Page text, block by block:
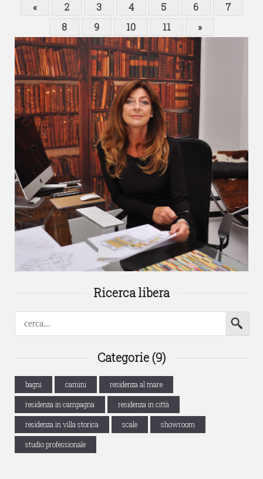
Ricerca libera
Categorie (9)
bagni camini residenza al mare
residenza in campagna residenza in città
residenza in villa storica scale showroom
studio professionale
« 2 3 4 5 6
7
8
9 10 11 »